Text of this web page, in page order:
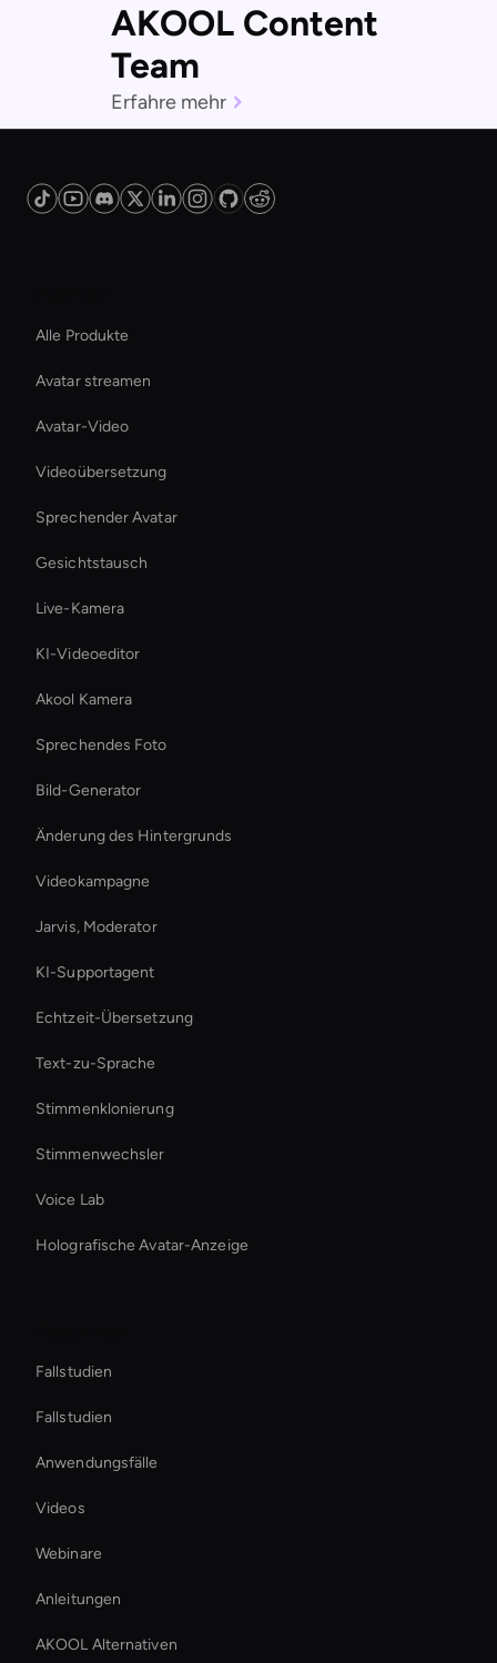
AKOOL Content
Team
Erfahre mehr
Alle Produkte
Avatar streamen
Avatar-Video
Videoübersetzung
Sprechender Avatar
Gesichtstausch
Live-Kamera
KI-Videoeditor
Akool Kamera
Sprechendes Foto
Bild-Generator
Änderung des Hintergrunds
Videokampagne
Jarvis, Moderator
KI-Supportagent
Echtzeit-Übersetzung
Text-zu-Sprache
Stimmenklonierung
Stimmenwechsler
Voice Lab
Holografische Avatar-Anzeige
Fallstudien
Fallstudien
Anwendungsfälle
Videos
Webinare
Anleitungen
AKOOL Alternativen